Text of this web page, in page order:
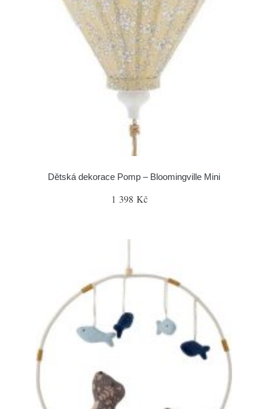
Dětská dekorace Pomp – Bloomingville Mini
1 398 Kč